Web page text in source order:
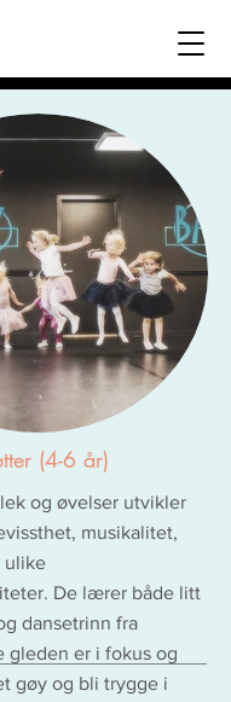
(4-6 år)
og øvelser utvikler
musikalitet,
ulike
De lærer både litt
dansetrinn fra
gleden er i fokus og
gøy og bli trygge i